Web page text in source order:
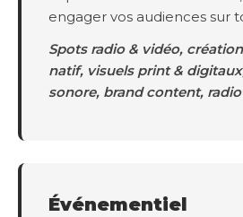
engager vos audiences sur
Spots radio & vidéo,
natif, visuels print &
sonore, brand content,
Événementiel